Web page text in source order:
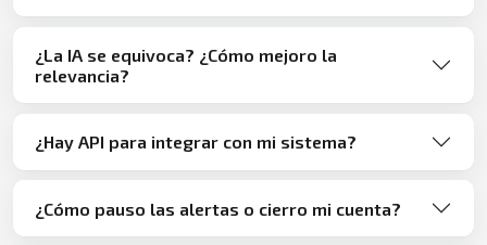
¿La IA se equivoca? ¿Cómo mejoro la
relevancia?
¿Hay API para integrar con mi sistema?
¿Cómo pauso las alertas o cierro mi cuenta?